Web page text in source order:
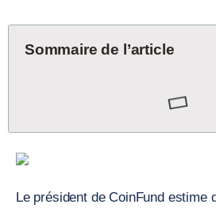
Sommaire de l’article
Le président de CoinFund estime